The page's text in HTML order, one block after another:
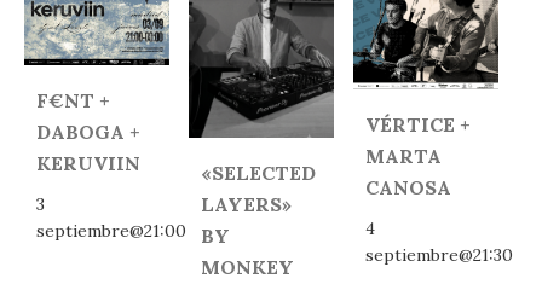
F€NT +
DABOGA +
KERUVIIN
3
septiembre@21:00
«SELECTED
LAYERS»
BY
MONKEY
VÉRTICE +
MARTA
CANOSA
4
septiembre@21:30